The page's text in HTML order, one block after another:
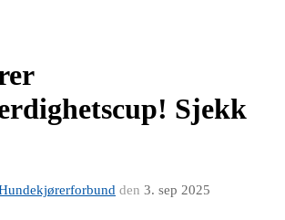
Sjekk
den 3. sep 2025